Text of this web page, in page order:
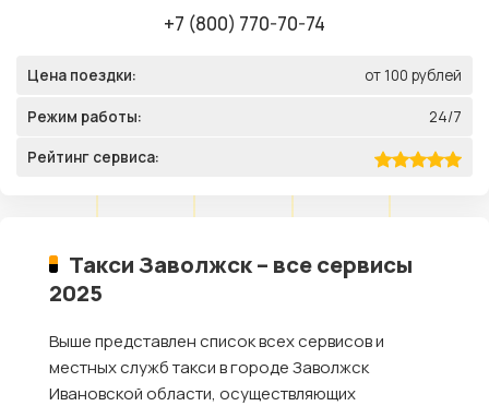
+7 (800) 770-70-74
Цена поездки: от 100 рублей
Режим работы: 24/7
Рейтинг сервиса:
Такси Заволжск – все сервисы
2025
Выше представлен список всех сервисов и
местных служб такси в городе Заволжск
Ивановской области, осуществляющих